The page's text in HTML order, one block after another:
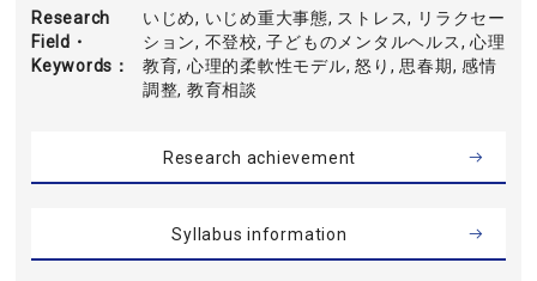
Research
Field・
Keywords
いじめ, いじめ重大事態, ストレス, リラクセー
ション, 不登校, 子どものメンタルヘルス, 心理
教育, 心理的柔軟性モデル, 怒り, 思春期, 感情
調整, 教育相談
Research achievement
Syllabus information